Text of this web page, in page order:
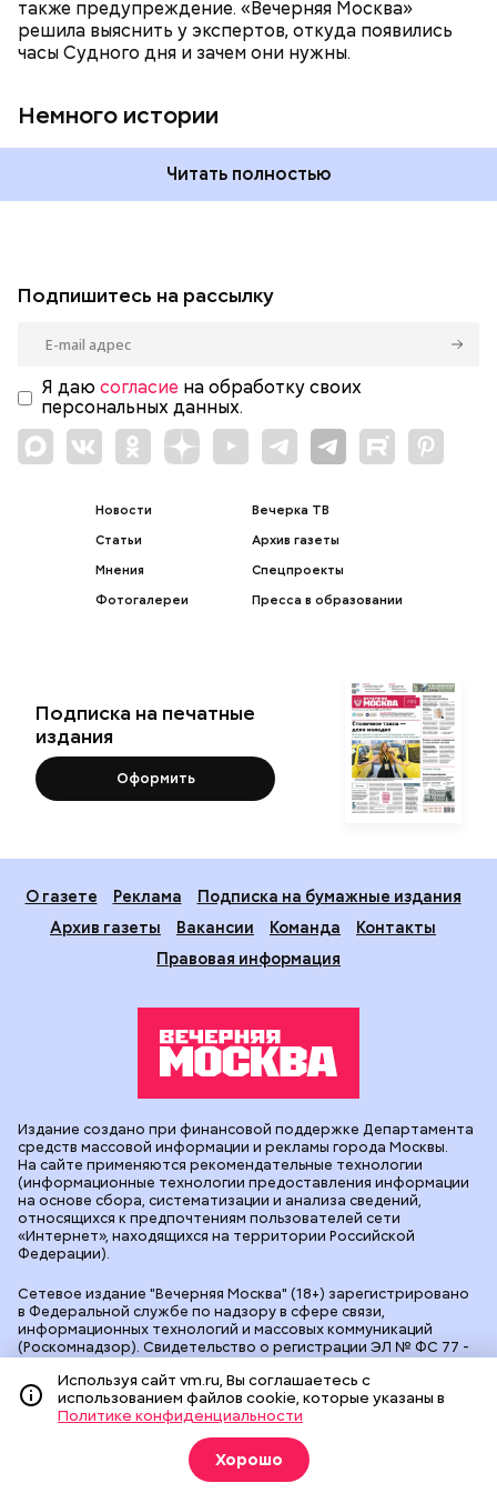
также предупреждение. «Вечерняя Москва»
решила выяснить у экспертов, откуда появились
часы Судного дня и зачем они нужны.
Немного истории
влияет еще одна глобальная угроза —
климатические изменения.
Читать полностью
Подпишитесь на рассылку
Я даю согласие на обработку своих
персональных данных.
Новости
Статьи
Мнения
Фотогалереи
Вечерка ТВ
Архив газеты
Спецпроекты
Пресса в образовании
Подписка на печатные
издания
Оформить
О газете Реклама
Подписка на бумажные издания
Архив газеты
Вакансии Команда
Контакты
Правовая информация
Сетевое издание "Вечерняя Москва" (18+) зарегистрировано
в Федеральной службе по надзору в сфере связи,
информационных технологий и массовых коммуникаций
(Роскомнадзор). Свидетельство о регистрации ЭЛ № ФС 77 -
"Вечерняя Москва". Главный редакторvm.ru: Александр
Геннадьевич Глуходедов. Адрес редакции: 127015, г.Москва,
Бумажный пр-д, д. 14, стр. 2. Телефон:+7(499)557-04-24
. Почта для связи с редакцией сайта:
Издание создано при финансовой поддержке Департамента
средств массовой информации и рекламы города Москвы.
На сайте применяются рекомендательные технологии
(информационные технологии предоставления информации
на основе сбора, систематизации и анализа сведений,
относящихся к предпочтениям пользователей сети
«Интернет», находящихся на территории Российской
Федерации).
Используя сайт vm.ru, Вы соглашаетесь с
использованием файлов cookie, которые указаны в
Политике конфиденциальности
Хорошо